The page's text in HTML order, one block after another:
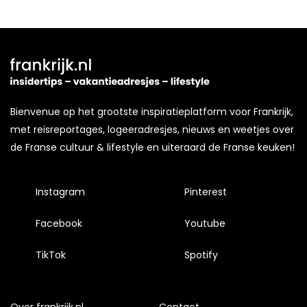
cookies zoals omschreven in onzeCookieverklaring.
Bienvenue op het grootste inspiratieplatform voor Frankrijk,
met reisreportages, logeeradresjes, nieuws en weetjes over
de Franse cultuur & lifestyle en uiteraard de Franse keuken!
Instagram
Facebook
TikTok
Pinterest
Youtube
Spotify